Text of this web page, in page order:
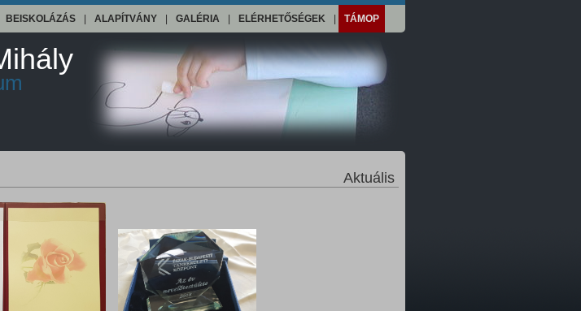
BEISKOLÁZÁS ALAPÍTVÁNY GALÉRIA ELÉRHETŐSÉGEK TÁMOP
Aktuális